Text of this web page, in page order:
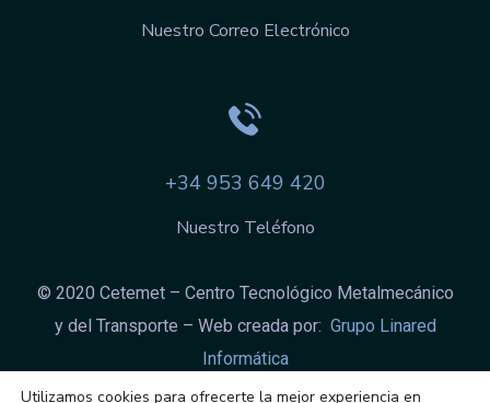
Nuestro Correo Electrónico
+34 953 649 420
Nuestro Teléfono
© 2020 Cetemet – Centro Tecnológico Metalmecánico
y del Transporte – Web creada por: Grupo Linared
Informática
Aviso legal|Política integrada|Política de
Utilizamos cookies para ofrecerte la mejor experiencia en